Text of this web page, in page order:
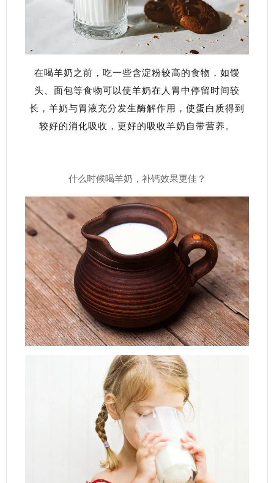
在喝羊奶之前，吃一些含淀粉较高的食物，如馒
头、面包等食物可以使羊奶在人胃中停留时间较
长，羊奶与胃液充分发生酶解作用，使蛋白质得到
较好的消化吸收，更好的吸收羊奶自带营养。
什么时候喝羊奶，补钙效果更佳？